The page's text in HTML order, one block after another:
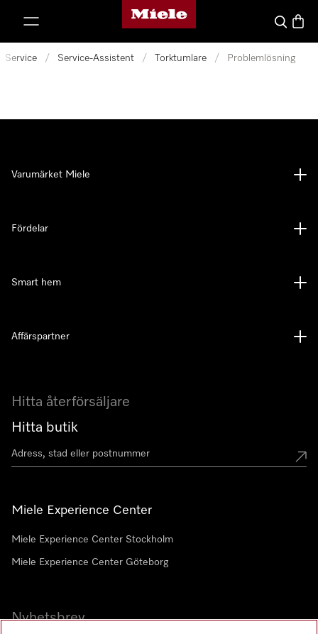
Mieles hemsida
Sök
Service / Service-Assistent / Torktumlare / Problemlösning
Hitta återförsäljare
Hitta butik
Miele Experience Center
Miele Experience Center Stockholm
Miele Experience Center Göteborg
Nyhetsbrev
Varumärket Miele
Fördelar
Smart hem
Affärspartner